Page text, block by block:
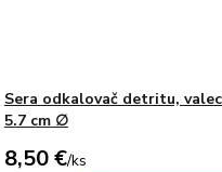
Sera odkalovač detritu,
5.7 cm ∅
8,50 €/ks